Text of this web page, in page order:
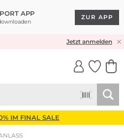
APP
ZUR APP
Jetzt anmelden
IM FINAL SALE